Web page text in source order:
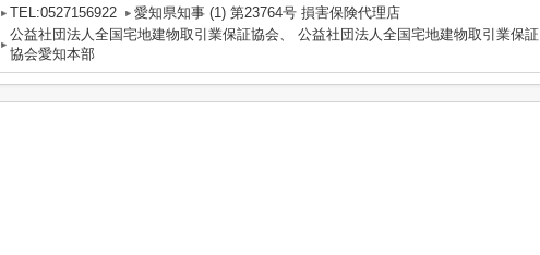
TEL:0527156922
愛知県知事 (1) 第23764号 損害保険代理店
公益社団法人全国宅地建物取引業保証協会、 公益社団法人全国宅地建物取引業保証
協会愛知本部